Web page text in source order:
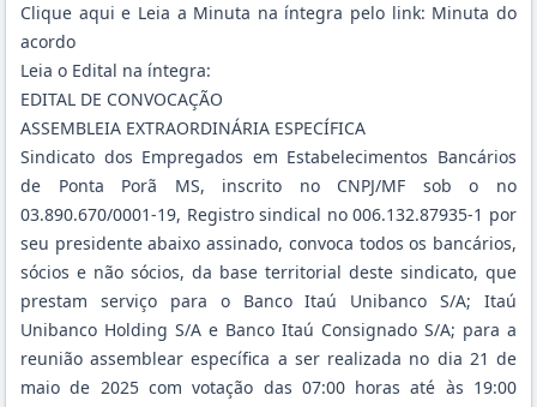
Clique aqui e Leia a Minuta na íntegra pelo link: Minuta do
acordo
Leia o Edital na íntegra:
EDITAL DE CONVOCAÇÃO
ASSEMBLEIA EXTRAORDINÁRIA ESPECÍFICA
Sindicato dos Empregados em Estabelecimentos Bancários
de Ponta Porã MS, inscrito no CNPJ/MF sob o no
03.890.670/0001-19, Registro sindical no 006.132.87935-1 por
seu presidente abaixo assinado, convoca todos os bancários,
sócios e não sócios, da base territorial deste sindicato, que
prestam serviço para o Banco Itaú Unibanco S/A; Itaú
Unibanco Holding S/A e Banco Itaú Consignado S/A; para a
reunião assemblear específica a ser realizada no dia 21 de
maio de 2025 com votação das 07:00 horas até às 19:00